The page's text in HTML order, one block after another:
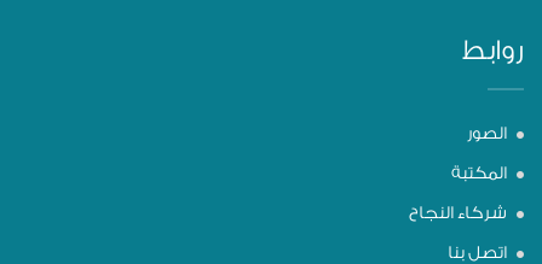
روابط
الصور
المكتبة
شركاء النجاح
اتصل بنا